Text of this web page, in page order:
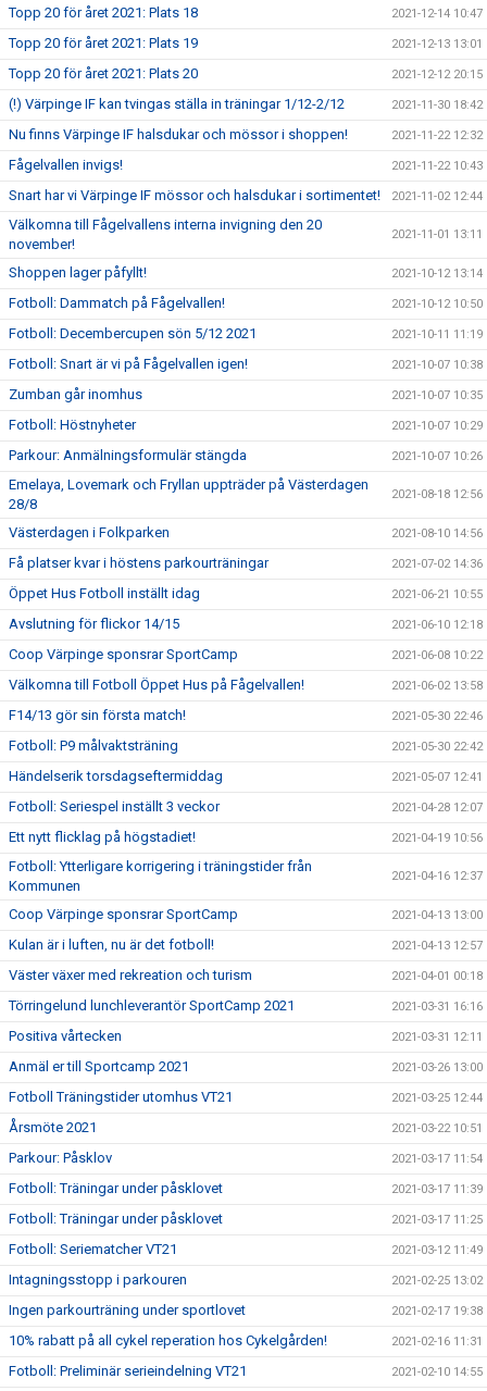
Topp 20 för året 2021: Plats 18 2021-12-14 10:47
Topp 20 för året 2021: Plats 19 2021-12-13 13:01
Topp 20 för året 2021: Plats 20 2021-12-12 20:15
(!) Värpinge IF kan tvingas ställa in träningar 1/12-2/12 2021-11-30 18:42
Nu finns Värpinge IF halsdukar och mössor i shoppen! 2021-11-22 12:32
Fågelvallen invigs! 2021-11-22 10:43
Snart har vi Värpinge IF mössor och halsdukar i sortimentet! 2021-11-02 12:44
Välkomna till Fågelvallens interna invigning den 20
november!
2021-11-01 13:11
Shoppen lager påfyllt! 2021-10-12 13:14
Fotboll: Dammatch på Fågelvallen! 2021-10-12 10:50
Fotboll: Decembercupen sön 5/12 2021 2021-10-11 11:19
Fotboll: Snart är vi på Fågelvallen igen! 2021-10-07 10:38
Zumban går inomhus 2021-10-07 10:35
Fotboll: Höstnyheter 2021-10-07 10:29
Parkour: Anmälningsformulär stängda 2021-10-07 10:26
Emelaya, Lovemark och Fryllan uppträder på Västerdagen
28/8
2021-08-18 12:56
Västerdagen i Folkparken 2021-08-10 14:56
Få platser kvar i höstens parkourträningar 2021-07-02 14:36
Öppet Hus Fotboll inställt idag 2021-06-21 10:55
Avslutning för flickor 14/15 2021-06-10 12:18
Coop Värpinge sponsrar SportCamp 2021-06-08 10:22
Välkomna till Fotboll Öppet Hus på Fågelvallen! 2021-06-02 13:58
F14/13 gör sin första match! 2021-05-30 22:46
Fotboll: P9 målvaktsträning 2021-05-30 22:42
Händelserik torsdagseftermiddag 2021-05-07 12:41
Fotboll: Seriespel inställt 3 veckor 2021-04-28 12:07
Ett nytt flicklag på högstadiet! 2021-04-19 10:56
Fotboll: Ytterligare korrigering i träningstider från
Kommunen
2021-04-16 12:37
Coop Värpinge sponsrar SportCamp 2021-04-13 13:00
Kulan är i luften, nu är det fotboll! 2021-04-13 12:57
Väster växer med rekreation och turism 2021-04-01 00:18
Törringelund lunchleverantör SportCamp 2021 2021-03-31 16:16
Positiva vårtecken 2021-03-31 12:11
Anmäl er till Sportcamp 2021 2021-03-26 13:00
Fotboll Träningstider utomhus VT21 2021-03-25 12:44
Årsmöte 2021 2021-03-22 10:51
Parkour: Påsklov 2021-03-17 11:54
Fotboll: Träningar under påsklovet 2021-03-17 11:39
Fotboll: Träningar under påsklovet 2021-03-17 11:25
Fotboll: Seriematcher VT21 2021-03-12 11:49
Intagningsstopp i parkouren 2021-02-25 13:02
Ingen parkourträning under sportlovet 2021-02-17 19:38
10% rabatt på all cykel reperation hos Cykelgården! 2021-02-16 11:31
Fotboll: Preliminär serieindelning VT21 2021-02-10 14:55